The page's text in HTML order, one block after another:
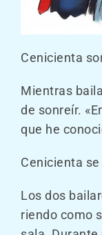
Cenicienta
Mientras
de sonreír.
que he
Cenicienta
Los dos
riendo como